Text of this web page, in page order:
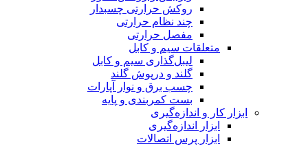
روکش حرارتی چسبدار
چند نظام حرارتی
مفصل حرارتی
متعلقات سیم و کابل
لیبل‌گذاری سیم و کابل
گلند و درپوش گلند
چسب برق و نوار آپارات
بست کمربندی و پایه
ابزار کار و اندازه‌گیری
ابزار اندازه‌گیری
ابزار پرس اتصالات